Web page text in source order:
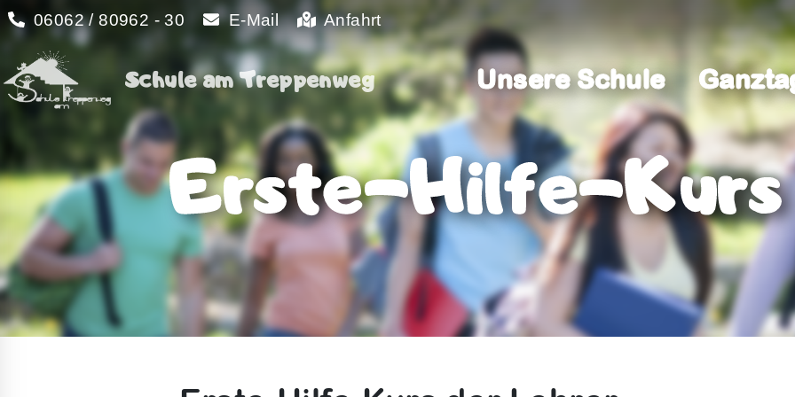
06062 / 80962 - 30 E-Mail Anfahrt
Schule am Treppenweg Unsere Schule
Schule am Treppenweg Unsere Schule
Erste-Hilfe-Kurs